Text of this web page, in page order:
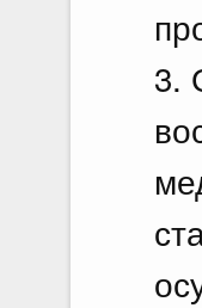
3.